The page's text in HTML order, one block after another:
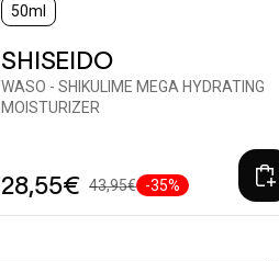
50ml
SHISEIDO
WASO - SHIKULIME MEGA HYDRATING
MOISTURIZER
28,55€ 43,95€ -35%